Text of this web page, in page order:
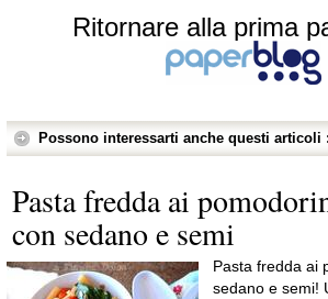
Ritornare alla prima
Possono interessarti anche questi articoli :
Pasta fredda ai
con sedano e semi
Pasta fredda ai
sedano e semi!